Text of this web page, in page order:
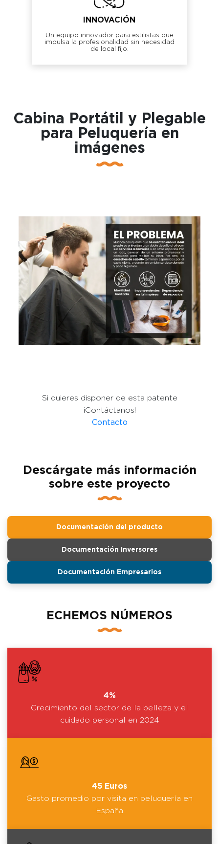
INNOVACIÓN
Un equipo innovador para estilistas que
impulsa la profesionalidad sin necesidad
de local fijo.
Cabina Portátil y Plegable
para Peluquería en
imágenes
Si quieres disponer de esta patente
¡Contáctanos!
Contacto
Descárgate más información
sobre este proyecto
Documentación del producto
Documentación Inversores
Documentación Empresarios
ECHEMOS NÚMEROS
4%
Crecimiento del sector de la belleza y el
cuidado personal en 2024
45 Euros
Gasto promedio por visita en peluquería en
España